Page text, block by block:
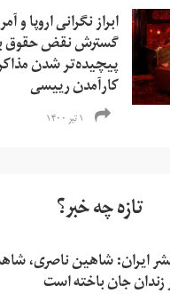
ابراز نگرانی اروپا و
گسترش نقض حقوق
پیچیده‌تر شدن
کارآمدن رییسی
۱ تیر ۱۴۰۰
تازه چه خبر؟
ایران: شاهین ناصری،
زندان جان باخته است